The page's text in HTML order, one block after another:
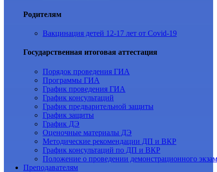
Родителям
Вакцинация детей 12-17 лет от Covid-19
Государственная итоговая аттестация
Порядок проведения ГИА
Программы ГИА
График проведения ГИА
График консультаций
График предварительной защиты
График защиты
График ДЭ
Оценочные материалы ДЭ
Методические рекомендации ДП и ВКР
График консультаций по ДП и ВКР
Положение о проведении демонстрационного
Преподавателям